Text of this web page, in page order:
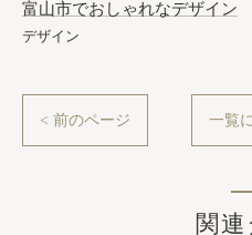
富山市でおしゃれなデザイン
デザイン
< 前のページ 一覧
関